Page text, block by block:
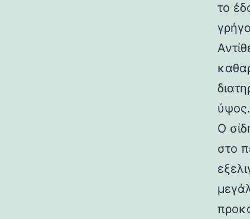
το
ύψος.
Ο
στο